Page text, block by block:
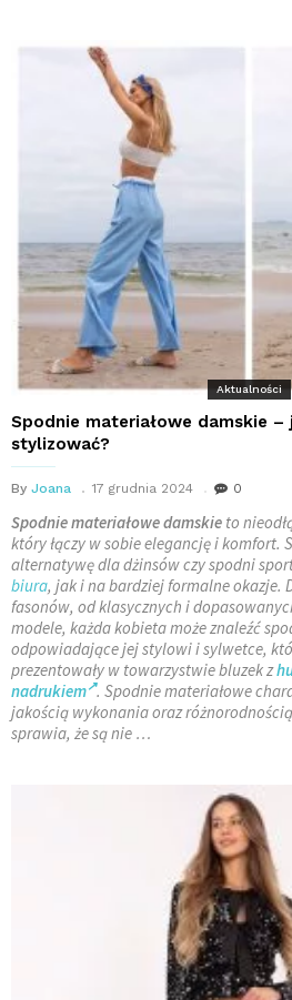
Aktualności
Spodnie materiałowe damskie –
stylizować?
By Joana 17 grudnia 2024 0
Spodnie materiałowe damskie to
który łączy w sobie elegancję i komfort.
alternatywę dla dżinsów czy spodni
biura, jak i na bardziej formalne okazje.
fasonów, od klasycznych i
modele, każda kobieta może znaleźć
odpowiadające jej stylowi i sylwetce,
prezentowały w towarzystwie bluzek z
nadrukiem . Spodnie materiałowe
jakością wykonania oraz
sprawia, że są nie …